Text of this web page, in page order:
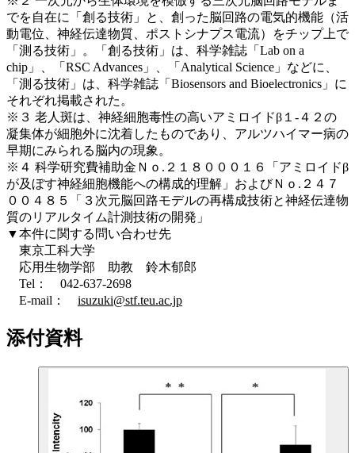
でを自在に「創る技術」と、創った脳回路の電気的機能（活
動電位、神経伝達物質、ポストシナプス電流）をチップ上で
「測る技術」。「創る技術」は、科学雑誌「Lab on a
chip」、「RSC Advances」、「Analytical Science」などに、
「測る技術」は、科学雑誌「Biosensors and Bioelectronics」に
それぞれ掲載された。
※３ 老人斑は、神経細胞毒性の高いアミロイドβ１-４２の
凝集体が細胞外に沈着したものであり、アルツハイマー病の
早期にみられる脳内の現象。
※４ 科学研究費補助金Ｎｏ.２１８０００１６「アミロイドβ
が及ぼす神経細胞機能への構成的理解」およびＮｏ.２４７
００４８５「３次元脳回路モデルの再構成技術と神経伝達物
質のリアルタイム計測技術の開発」
▼本件に関する問い合わせ先
東京工科大学
応用生物学部 助教 鈴木郁郎
Tel： 042-637-2698
E-mail： isuzuki@stf.teu.ac.jp
添付資料